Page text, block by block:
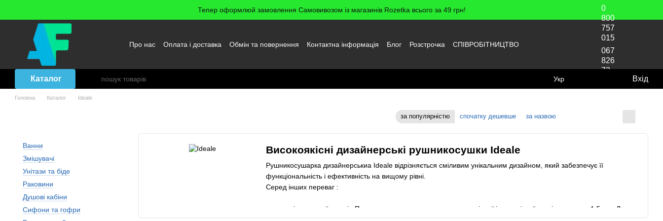
Тепер оформлюй замовлення Самовивозом із магазинів Rozetka всього за 49 грн!
Про нас Оплата і доставка Обмін та повернення Контактна інформація Блог Розстрочка
СПІВРОБІТНИЦТВО
0
800
757
015
067
826
72
Каталог Укр Вхід
Головна Каталог Ideale
за популярністю спочатку дешевше за назвою
Високоякісні дизайнерські рушникосушки Ideale
Рушникосушарка дизайнерськиа Ideale відрізняється сміливим унікальним дизайном, який забезпечує її
функціональність і ефективність на вищому рівні.
Серед інших переваг :
––матеріали вищої якості . Полотенцесушитель виготовляють з міцної і довговічної сталі товщиною 1,5 мм. Листи
Ванни
Змішувачі
Унітази та біде
Раковини
Душові кабіни
Сифони та гофри